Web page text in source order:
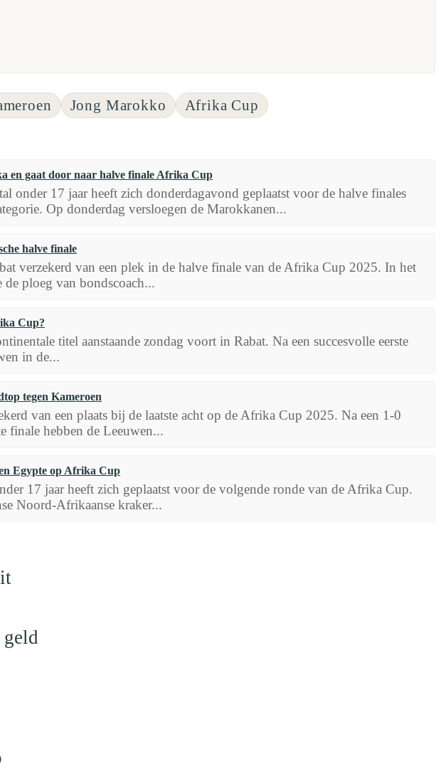
Jong Marokko Afrika Cup
en gaat door naar halve finale Afrika Cup
onder 17 jaar heeft zich donderdagavond geplaatst voor de halve finales
Op donderdag versloegen de Marokkanen...
halve finale
verzekerd van een plek in de halve finale van de Afrika Cup 2025. In het
ploeg van bondscoach...
Cup?
titel aanstaande zondag voort in Rabat. Na een succesvolle eerste
in de...
tegen Kameroen
van een plaats bij de laatste acht op de Afrika Cup 2025. Na een 1-0
finale hebben de Leeuwen...
Egypte op Afrika Cup
17 jaar heeft zich geplaatst voor de volgende ronde van de Afrika Cup.
Noord-Afrikaanse kraker...